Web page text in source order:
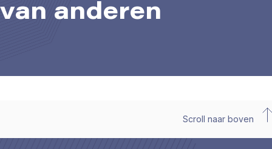
van anderen
Scroll naar boven